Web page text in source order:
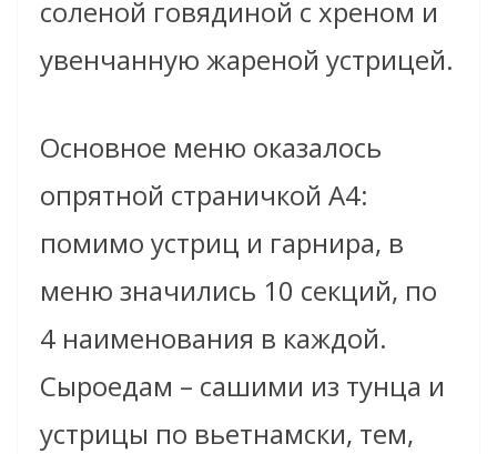
соленой говядиной с хреном и
увенчанную жареной устрицей.
Основное меню оказалось
опрятной страничкой А4:
помимо устриц и гарнира, в
меню значились 10 секций, по
4 наименования в каждой.
Сыроедам – сашими из тунца и
устрицы по вьетнамски, тем,